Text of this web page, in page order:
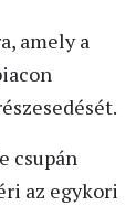
amely a
csupán
az egykori